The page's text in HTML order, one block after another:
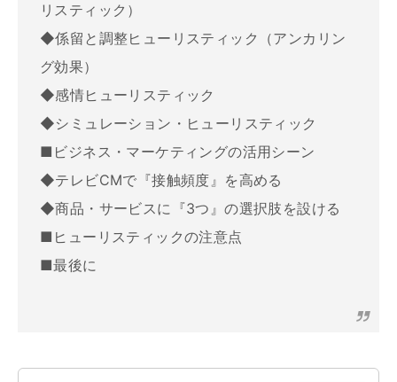
リスティック）
◆係留と調整ヒューリスティック（アンカリン
グ効果）
◆感情ヒューリスティック
◆シミュレーション・ヒューリスティック
■ビジネス・マーケティングの活用シーン
◆テレビCMで『接触頻度』を高める
◆商品・サービスに『3つ』の選択肢を設ける
■ヒューリスティックの注意点
■最後に